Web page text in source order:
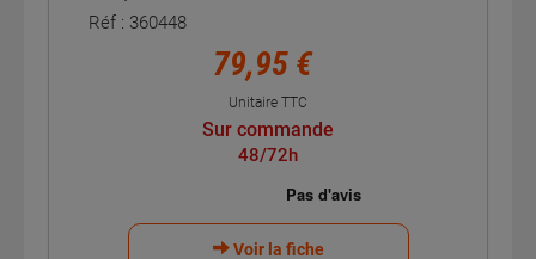
Réf : 360448
79,95 €
Unitaire TTC
Sur commande
48/72h
Voir la fiche